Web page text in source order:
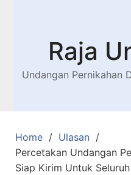
Raja
Undangan Pernikahan
Home
Ulasan
Percetakan Undangan
Siap Kirim Untuk